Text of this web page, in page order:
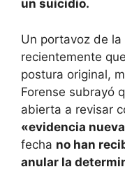
un suicidio.
Un portavoz de
recientemente
postura original,
Forense subrayó
abierta a revisar
«evidencia
fecha no han
anular la